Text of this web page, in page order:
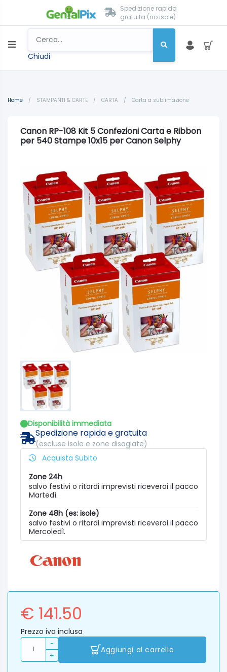
Spedizione rapida
gratuita (no isole)
Chiudi
Home / STAMPANTI & CARTE / CARTA / Carta a sublimazione
Canon RP-108 Kit 5 Confezioni Carta e Ribbon
per 540 Stampe 10x15 per Canon Selphy
Disponibilità immediata
Spedizione rapida e gratuita
(escluse isole e zone disagiate)
Acquista Subito
Zone 24h
salvo festivi o ritardi imprevisti riceverai il pacco
Martedì.
Zone 48h (es: isole)
salvo festivi o ritardi imprevisti riceverai il pacco
Mercoledì.
€ 141.50
Prezzo iva inclusa
-
+
Aggiungi al carrello